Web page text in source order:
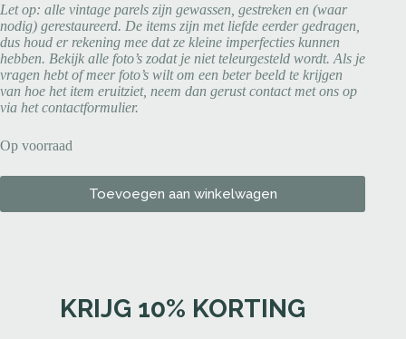
Let op: alle vintage parels zijn gewassen, gestreken en (waar
nodig) gerestaureerd. De items zijn met liefde eerder gedragen,
dus houd er rekening mee dat ze kleine imperfecties kunnen
hebben. Bekijk alle foto’s zodat je niet teleurgesteld wordt. Als je
vragen hebt of meer foto’s wilt om een beter beeld te krijgen
van hoe het item eruitziet, neem dan gerust contact met ons op
via het contactformulier.
Op voorraad
Toevoegen aan winkelwagen
KRIJG 10% KORTING